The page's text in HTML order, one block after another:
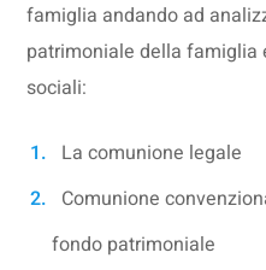
famiglia andando ad
patrimoniale della famiglia
sociali:
La comunione legale
Comunione
fondo patrimoniale